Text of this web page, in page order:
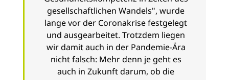
gesellschaftlichen Wandels", wurde
lange vor der Coronakrise festgelegt
und ausgearbeitet. Trotzdem liegen
wir damit auch in der Pandemie-Ära
nicht falsch: Mehr denn je geht es
auch in Zukunft darum, ob die